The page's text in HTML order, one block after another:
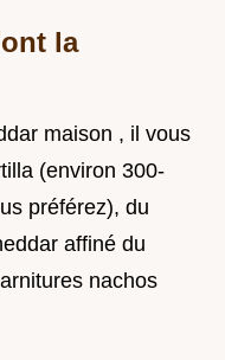
la
maison , il vous
(environ 300-
préférez), du
affiné du
nachos